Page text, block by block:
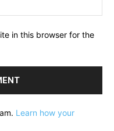
in this browser for the
Learn how your